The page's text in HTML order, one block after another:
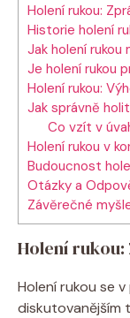
Holení rukou:
Historie holení
Jak holení
Je holení rukou
Holení rukou:
Jak správně
Co vzít v
Holení rukou v
Budoucnost
Otázky a
Závěrečné
Holení rukou:
Holení rukou se
diskutovanějším